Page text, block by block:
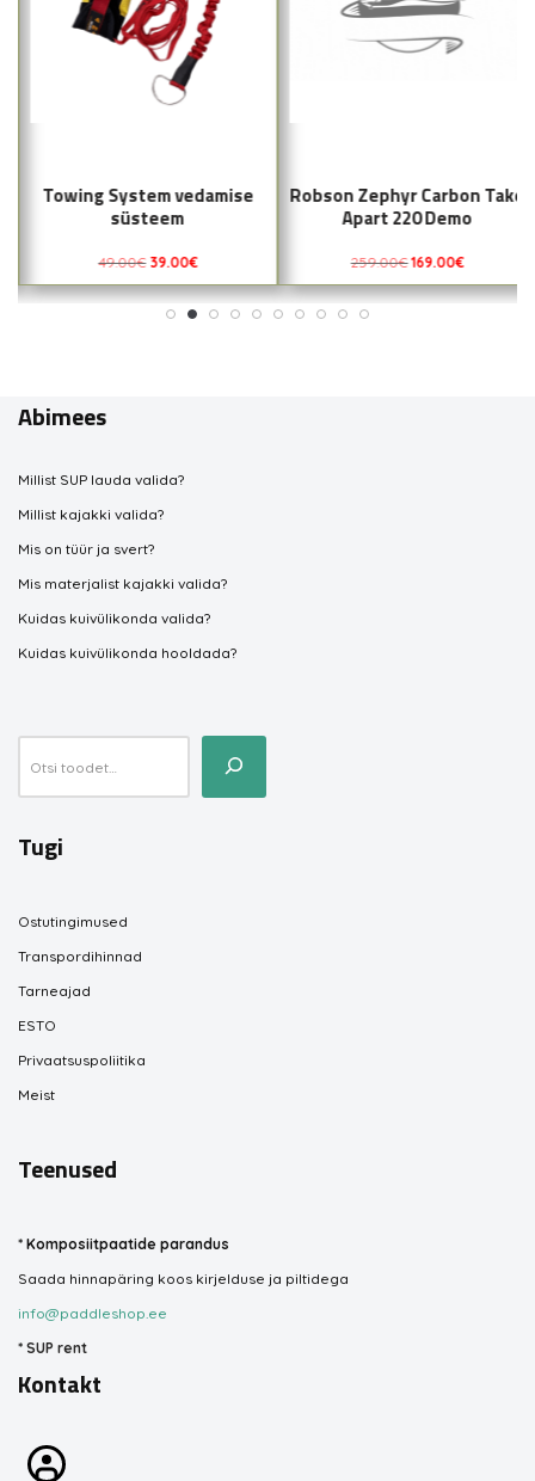
Towing System vedamise
süsteem
49.00€ 39.00€
Robson Zephyr Carbon Take
Apart 220 Demo
259.00€ 169.00€
Abimees
Millist SUP lauda valida?
Millist kajakki valida?
Mis on tüür ja svert?
Mis materjalist kajakki valida?
Kuidas kuivülikonda valida?
Kuidas kuivülikonda hooldada?
Tugi
Ostutingimused
Transpordihinnad
Tarneajad
ESTO
Privaatsuspoliitika
Meist
Teenused
* Komposiitpaatide parandus
Saada hinnapäring koos kirjelduse ja piltidega
info@paddleshop.ee
* SUP rent
Kontakt